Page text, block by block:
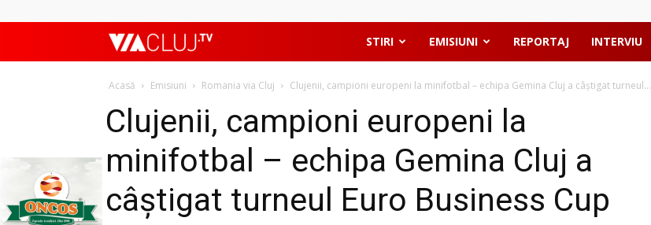
ViaClujTV STIRI EMISIUNI REPORTAJ INTERVIU
Acasă Emisiuni Romania via Cluj Clujenii, campioni europeni la minifotbal – echipa Gemina Cluj a câștigat turneul...
Clujenii, campioni europeni la
minifotbal – echipa Gemina Cluj a
câștigat turneul Euro Business Cup